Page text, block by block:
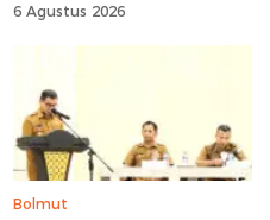
6 Agustus 2026
Bolmut